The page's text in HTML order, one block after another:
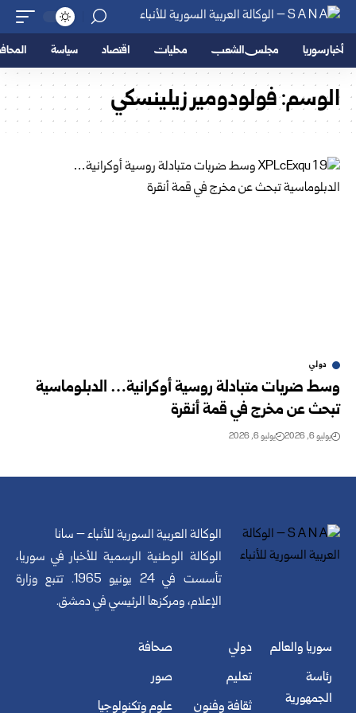
أخبار سوريا مجلس الشعب محليات اقتصاد سياسة
الوسم:فولودومير زيلينسكي
دولي
وسط ضربات متبادلة روسية أوكرانية… الدبلوماسية
تبحث عن مخرج في قمة أنقرة
يوليو 6, 2026 يوليو 6, 2026
الوكالة العربية السورية للأنباء – سانا
الوكالة الوطنية الرسمية للأخبار في سوريا،
تأسست في 24 يونيو 1965. تتبع وزارة
الإعلام، ومركزها الرئيسي في دمشق.
سوريا والعالم
رئاسة
الجمهورية
دولي
تعليم
ثقافة وفنون
صحافة
صور
علوم وتكنولوجيا